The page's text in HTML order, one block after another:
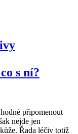
s ní?
připomenout
nejde jen
Řada léčiv totiž